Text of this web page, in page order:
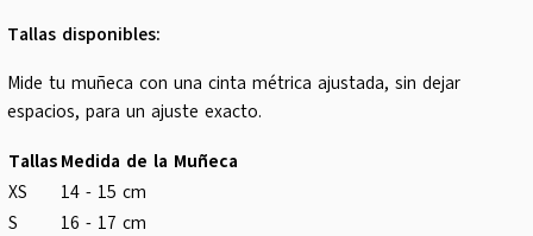
Tallas disponibles:
Mide tu muñeca con una cinta métrica ajustada, sin dejar
espacios, para un ajuste exacto.
Tallas Medida de la Muñeca
XS
14 - 15 cm
S
16 - 17 cm